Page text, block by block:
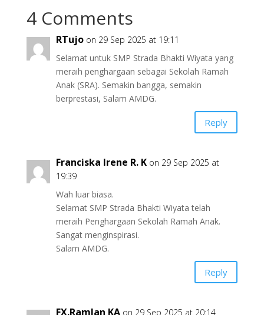
4 Comments
RTujo on 29 Sep 2025 at 19:11
Selamat untuk SMP Strada Bhakti Wiyata yang
meraih penghargaan sebagai Sekolah Ramah
Anak (SRA). Semakin bangga, semakin
berprestasi, Salam AMDG.
Reply
Franciska Irene R. K on 29 Sep 2025 at
19:39
Wah luar biasa.
Selamat SMP Strada Bhakti Wiyata telah
meraih Penghargaan Sekolah Ramah Anak.
Sangat menginspirasi.
Salam AMDG.
Reply
FX.Ramlan KA on 29 Sep 2025 at 20:14